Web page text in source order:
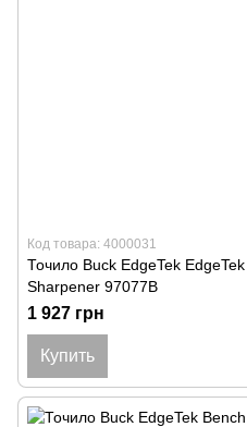
Код товара: 4000031
Точило Buck EdgeTek
Sharpener 97077B
1 927 грн
Купить